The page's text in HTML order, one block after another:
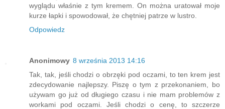
wyglądu właśnie z tym kremem. On można uratował moje
kurze łapki i spowodował, że chętniej patrze w lustro.
Odpowiedz
Anonimowy 8 września 2013 14:16
Tak, tak, jeśli chodzi o obrzęki pod oczami, to ten krem jest
zdecydowanie najlepszy. Piszę o tym z przekonaniem, bo
używam go już od długiego czasu i nie mam problemów z
workami pod oczami. Jeśli chodzi o cenę, to szczerze